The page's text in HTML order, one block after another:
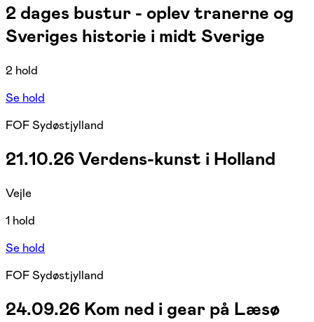
2 dages bustur - oplev tranerne og
Sveriges historie i midt Sverige
2 hold
Se hold
FOF Sydøstjylland
21.10.26 Verdens-kunst i Holland
Vejle
1 hold
Se hold
FOF Sydøstjylland
24.09.26 Kom ned i gear på Læsø